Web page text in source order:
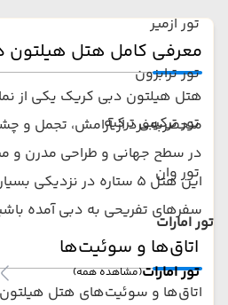
تور ازمیر
تور ترابزون
تور ترکیبی ترکیه
تور وان
تور امارات
تور امارات(مشاهده همه)
معرفی کامل هتل هیلتون
در سطح جهانی و طراحی مدرن و
سفرهای تفریحی به دبی آمده
اتاق‌ها و سوئیت‌ها
اتاق‌ها و سوئیت‌های هتل